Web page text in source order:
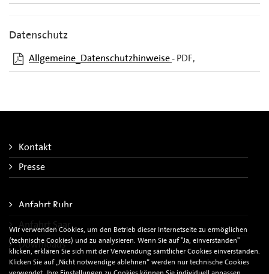
Datenschutz
Allgemeine_Datenschutzhinweise PDF,
Kontakt
Presse
Anfahrt Ruhr
Anfahrt Saar
Downloads
Wir verwenden Cookies, um den Betrieb dieser Internetseite zu ermöglichen
(technische Cookies) und zu analysieren. Wenn Sie auf "Ja, einverstanden"
klicken, erklären Sie sich mit der Verwendung sämtlicher Cookies einverstanden.
Klicken Sie auf „Nicht notwendige ablehnen“ werden nur technische Cookies